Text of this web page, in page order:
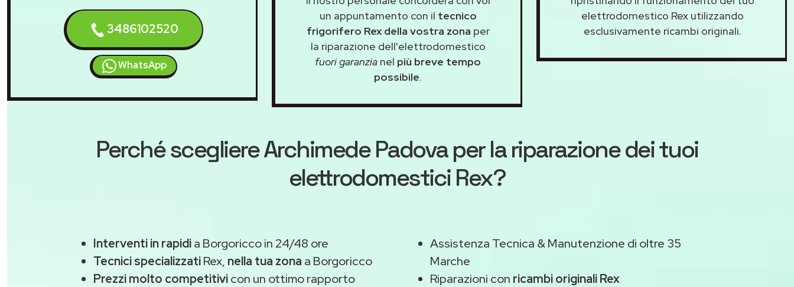
3486102520
WhatsApp
un appuntamento con il tecnico
frigorifero Rex della vostra zona per
la riparazione dell'elettrodomestico
fuori garanzia nel più breve tempo
possibile.
elettrodomestico Rex utilizzando
esclusivamente ricambi originali.
Perché scegliereArchimede Padovaper la riparazione dei tuoi
elettrodomestici Rex?
Interventi in rapidia Borgoricco in 24/48 ore
Tecnici specializzatiRex, nella tua zona a Borgoricco
Prezzi molto competitivicon un ottimo rapporto
Assistenza Tecnica & Manutenzione di oltre 35
Marche
Riparazioni con ricambi originali Rex